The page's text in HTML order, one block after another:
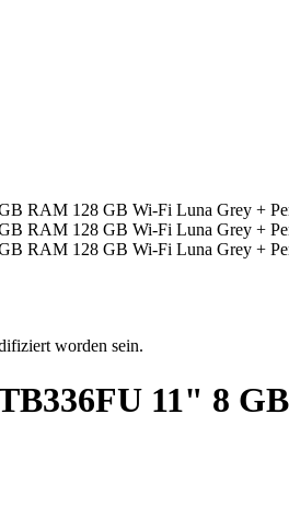
worden sein.
11" 8